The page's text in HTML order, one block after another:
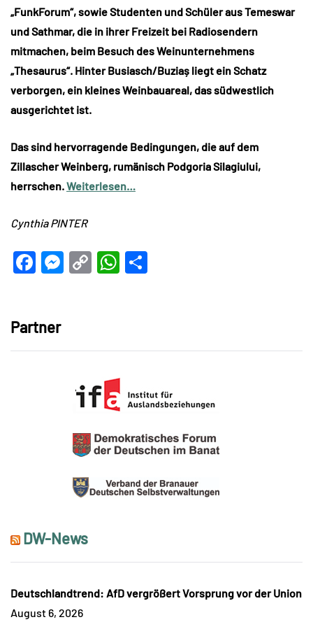
„FunkForum“, sowie Studenten und Schüler aus Temeswar
und Sathmar, die in ihrer Freizeit bei Radiosendern
mitmachen, beim Besuch des Weinunternehmens
„Thesaurus“. Hinter Busiasch/Buziaș liegt ein Schatz
verborgen, ein kleines Weinbauareal, das südwestlich
ausgerichtet ist.
Das sind hervorragende Bedingungen, die auf dem
Zillascher Weinberg, rumänisch Podgoria Silagiului,
herrschen.Weiterlesen…
Cynthia PINTER
Facebook
Messenger
CopyWhatsApp
Partner
DW-News
Deutschlandtrend: AfD vergrößert Vorsprung vor der Union
August 6, 2026